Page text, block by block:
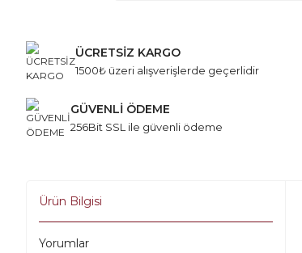
ÜCRETSİZ KARGO
1500₺ üzeri alışverişlerde geçerlidir
GÜVENLİ ÖDEME
256Bit SSL ile güvenli ödeme
Ürün Bilgisi
Yorumlar